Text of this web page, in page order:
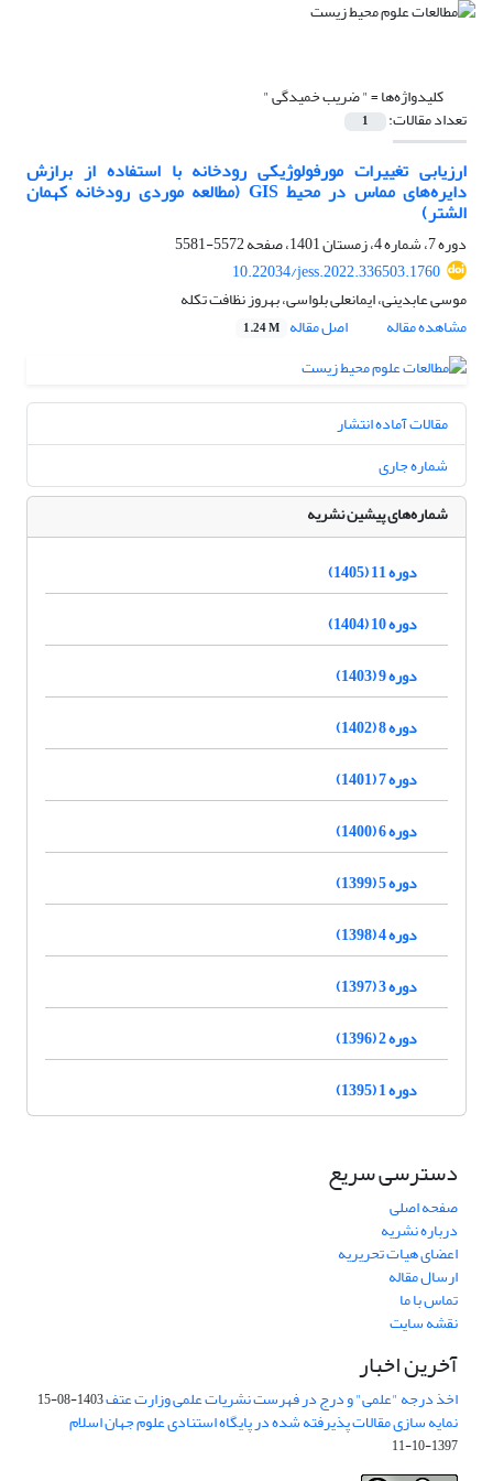
کلیدواژه‌ها =" ضریب خمیدگی "
تعداد مقالات: 1
ارزیابی تغییرات مورفولوژیکی رودخانه با استفاده از برازش
دایره‌های مماس در محیط GIS (مطالعه موردی رودخانه کهمان
الشتر)
دوره 7، شماره 4، زمستان 1401، صفحه
5572-5581
10.22034/jess.2022.336503.1760
موسی عابدینی، ایمانعلی بلواسی، بهروز نظافت تکله
مشاهده مقاله
اصل مقاله 1.24 M
مقالات آماده انتشار
شماره جاری
شماره‌های پیشین نشریه
دوره 11 (1405)
دوره 10 (1404)
دوره 9 (1403)
دوره 8 (1402)
دوره 7 (1401)
دوره 6 (1400)
دوره 5 (1399)
دوره 4 (1398)
دوره 3 (1397)
دوره 2 (1396)
دوره 1 (1395)
دسترسی سریع
صفحه اصلی
درباره نشریه
اعضای هیات تحریریه
ارسال مقاله
تماس با ما
نقشه سایت
آخرین اخبار
اخذ درجه "علمی" و درج در فهرست نشریات علمی وزارت عتف1403-08-15
نمایه سازی مقالات پذیرفته شده در پایگاه استنادی علوم جهان اسلام
1397-10-11